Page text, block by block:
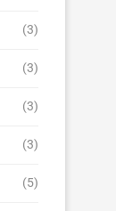
(3)
(3)
(3)
(3)
(5)